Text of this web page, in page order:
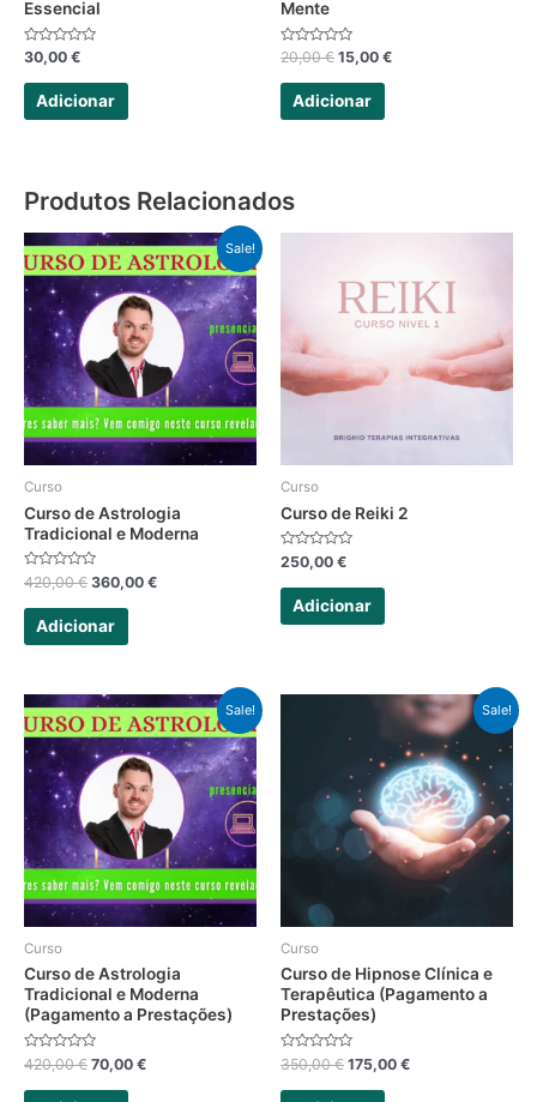
Essencial
Avaliação
de
30,00 €
Adicionar
Mente
Avaliação
de
20,00€ 15,00 €
Adicionar
Produtos Relacionados
Sale!
Curso
Curso de Astrologia
Tradicional e Moderna
Avaliação
0
de
420,00€ 360,00 €
Adicionar
Curso
Curso de Reiki 2
Avaliação
0
de
250,00 €
Adicionar
Sale!
Curso
Curso de Astrologia
Tradicional e Moderna
(Pagamento a Prestações)
Avaliação
0
de
420,00€ 70,00 €
Sale!
Curso
Curso de Hipnose Clínica e
Terapêutica (Pagamento a
Prestações)
Avaliação
0
de
350,00€ 175,00 €